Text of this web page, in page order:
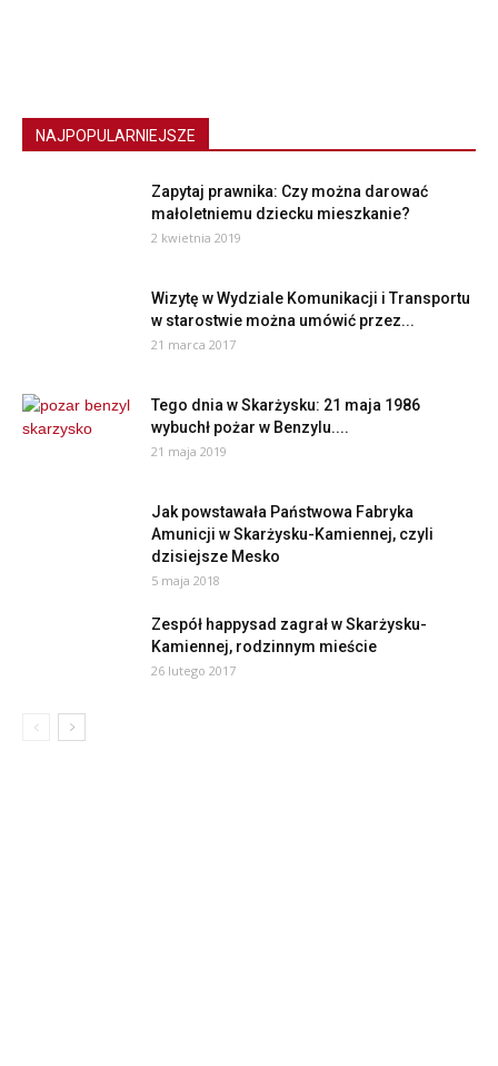
NAJPOPULARNIEJSZE
Zapytaj prawnika: Czy można darować
małoletniemu dziecku mieszkanie?
2 kwietnia 2019
Wizytę w Wydziale Komunikacji i Transportu
w starostwie można umówić przez...
21 marca 2017
Tego dnia w Skarżysku: 21 maja 1986
wybuchł pożar w Benzylu....
21 maja 2019
Jak powstawała Państwowa Fabryka
Amunicji w Skarżysku-Kamiennej, czyli
dzisiejsze Mesko
5 maja 2018
Zespół happysad zagrał w Skarżysku-
Kamiennej, rodzinnym mieście
26 lutego 2017